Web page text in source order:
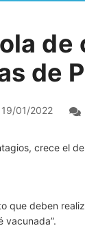
de
19/01/2022
que deben
vacunada”.